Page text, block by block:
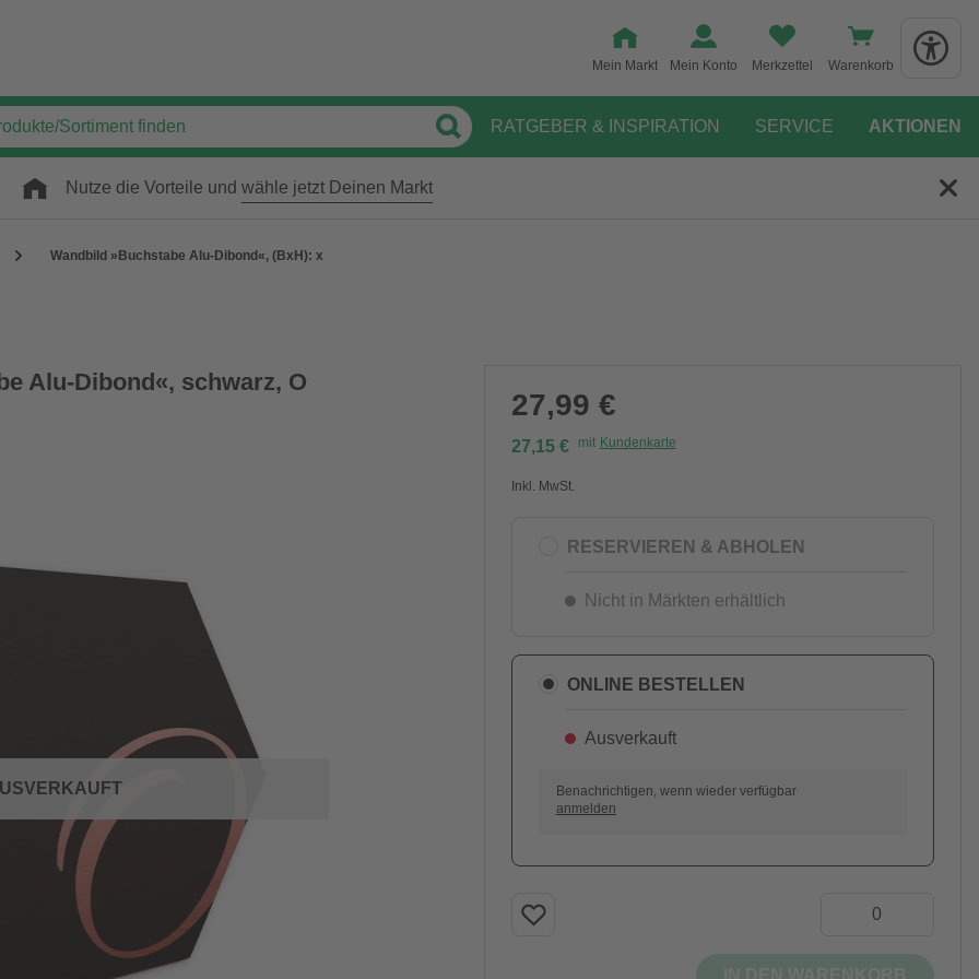
Mein Markt Mein Konto Merkzettel Warenkorb
RATGEBER & INSPIRATION SERVICE AKTIONEN
Nutze die Vorteile und wähle jetzt Deinen Markt
Wandbild »Buchstabe Alu-Dibond«, (BxH): x
Alu-Dibond«, schwarz, O
AUSVERKAUFT
27,99 €
27,15 € mit Kundenkarte
Inkl. MwSt.
RESERVIEREN & ABHOLEN
Nicht in Märkten erhältlich
ONLINE BESTELLEN
Ausverkauft
Benachrichtigen, wenn wieder verfügbar
anmelden